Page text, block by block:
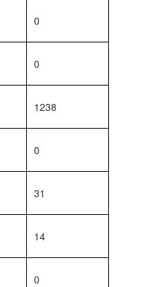
0
0
1238
0
31
14
0